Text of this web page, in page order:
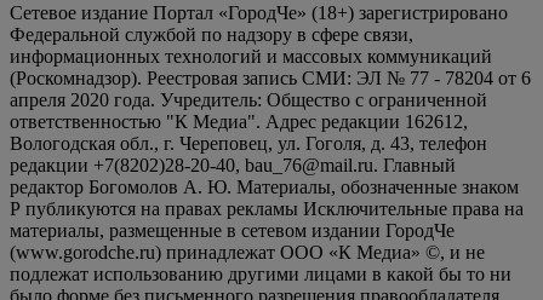
Сетевое издание Портал «ГородЧе» (18+) зарегистрировано
Федеральной службой по надзору в сфере связи,
информационных технологий и массовых коммуникаций
(Роскомнадзор). Реестровая запись СМИ: ЭЛ № 77 - 78204 от 6
апреля 2020 года. Учредитель: Общество с ограниченной
ответственностью "К Медиа". Адрес редакции 162612,
Вологодская обл., г. Череповец, ул. Гоголя, д. 43, телефон
редакции +7(8202)28-20-40, bau_76@mail.ru. Главный
редактор Богомолов А. Ю. Материалы, обозначенные знаком
Р публикуются на правах рекламы Исключительные права на
материалы, размещенные в сетевом издании ГородЧе
(www.gorodche.ru) принадлежат ООО «К Медиа» ©, и не
подлежат использованию другими лицами в какой бы то ни
было форме без письменного разрешения правообладателя.